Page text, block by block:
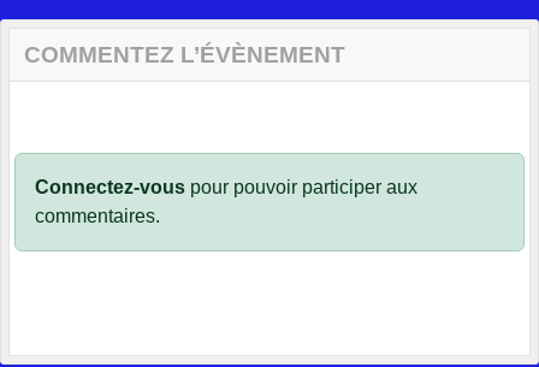
COMMENTEZ L’ÉVÈNEMENT
Connectez-vous pour pouvoir participer aux
commentaires.